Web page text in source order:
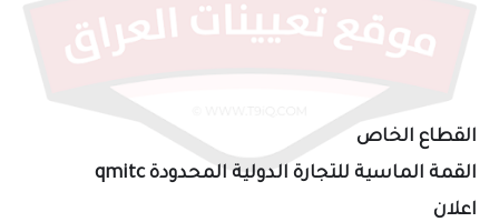
القطاع الخاص
القمة الماسية للتجارة الدولية المحدودة qmitc
اعلان